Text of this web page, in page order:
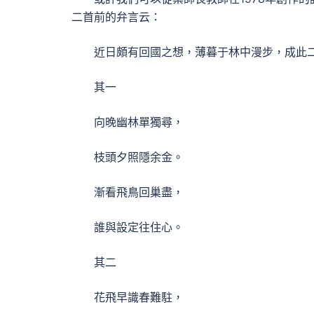
二首前的弁言云：
近日頗有回國之想，薄暮于林中漫步，成此
其一
向晚幽林單獨尋，
枝頭夕照隱余金。
漸看飛鳥回巢盡，
誰與設定往住心。
其二
花飛早識春難駐，